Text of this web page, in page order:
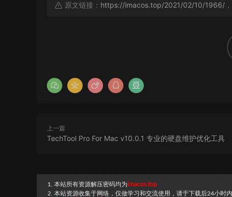
原文链接： https://imacos.top/2021/02/10/1966/
上一篇
TechTool Pro For Mac v10.0.1 专业的硬盘维护优化工具
1. 本站所有资源解压密码均为imacos.top
2. 本站资源收集于网络，仅做学习和交流使用，请于下载后24小时